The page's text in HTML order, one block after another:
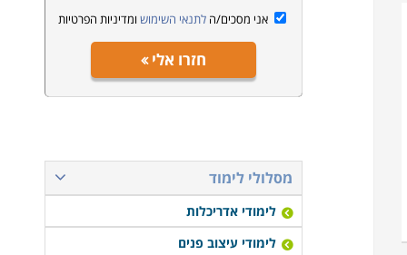
אני מסכים/הלתנאי השימוש ומדיניות הפרטיות
חזרו אלי
מסלולי לימוד
לימודי אדריכלות
לימודי עיצוב פנים